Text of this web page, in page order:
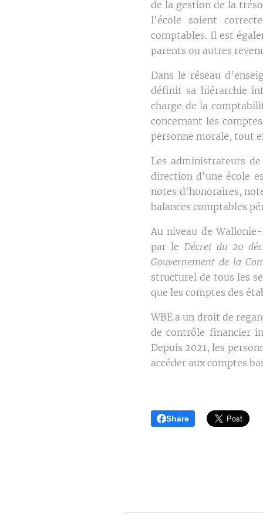
de la gestion de la
l'école soient
comptables. Il est
parents ou autres
Dans le réseau
définit sa hiérarchie
charge de la
concernant les
personne morale, tout
Les administrateurs
direction d'une école
notes d'honoraires,
balances comptables
Au niveau de
par le Décret du 20
Gouvernement de la
structurel de tous les
que les comptes des
WBE a un droit de
de contrôle financier
Depuis 2021, les
accéder aux comptes
Share